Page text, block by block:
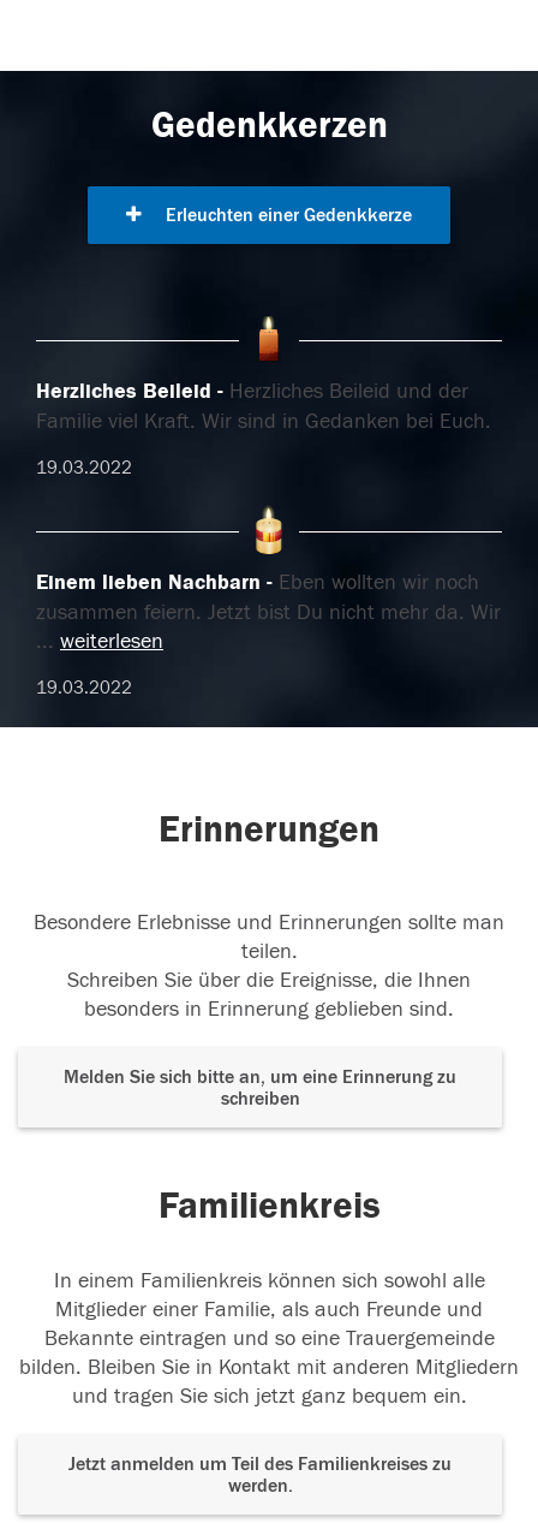
Gedenkkerzen
Erleuchten einer Gedenkkerze
Herzliches Beileid
Herzliches Beileid und der
Familie viel Kraft. Wir sind in Gedanken bei Euch.
19.03.2022
Einem lieben Nachbarn
Eben wollten wir noch
zusammen feiern. Jetzt bist Du nicht mehr da. Wir
... weiterlesen
19.03.2022
Erinnerungen
Besondere Erlebnisse und Erinnerungen sollte man
teilen.
Schreiben Sie über die Ereignisse, die Ihnen
besonders in Erinnerung geblieben sind.
Melden Sie sich bitte an, um eine Erinnerung zu
schreiben
Familienkreis
In einem Familienkreis können sich sowohl alle
Mitglieder einer Familie, als auch Freunde und
Bekannte eintragen und so eine Trauergemeinde
bilden. Bleiben Sie in Kontakt mit anderen Mitgliedern
und tragen Sie sich jetzt ganz bequem ein.
Jetzt anmelden um Teil des Familienkreises zu
werden.